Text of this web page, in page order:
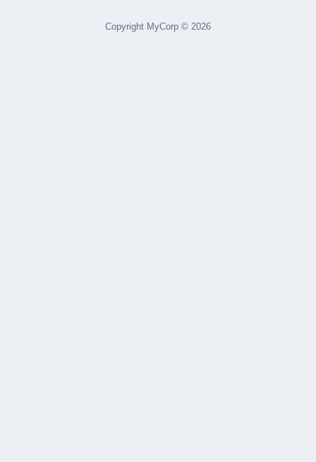
Copyright MyCorp © 2026